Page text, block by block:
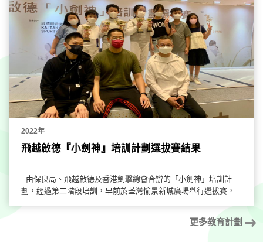
2022年
飛越啟德『小劍神』培訓計劃選拔賽結果
由保良局、飛越啟德及香港劍擊總會合辦的「小劍神」培訓計
劃，經過第二階段培訓，早前於荃灣愉景新城廣場舉行選拔賽，...
更多教育計劃